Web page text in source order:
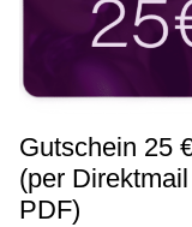
Gutschein 25
(per
PDF)